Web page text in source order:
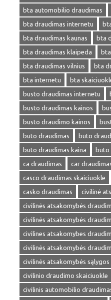
bta automobilio draudimas
bta draudimas internetu
bta draudimas kaunas
bta
bta draudimas klaipeda
bta draudimas vilnius
bta
bta internetu
bta
busto draudimas internetu
busto draudimas kainos
busto draudimo kainos
buto draudimas
buto
buto draudimas kaina
buto
ca draudimas
car
casco draudimas skaiciuokle
casko draudimas
civilinė
civilinės atsakomybės
civilinės atsakomybės
civilines atsakomybes
civilinės atsakomybės
civilinės atsakomybės sąlygos
civilinio draudimo skaiciuokle
civilinis automobilio